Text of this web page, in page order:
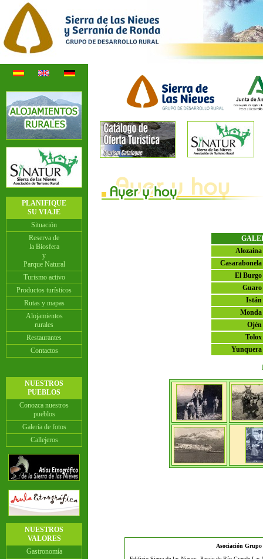
PLANIFIQUE
SU VIAJE
Situación
Reserva de
la Biosfera
y
Parque Natural
Turismo activo
Productos turísticos
Rutas y mapas
Alojamientos
rurales
Restaurantes
Contactos
NUESTROS
PUEBLOS
Conozca nuestros
pueblos
Galería de fotos
Callejeros
NUESTROS
VALORES
Gastronomía
Alozaina
Casarabonela
El Burgo
Guaro
Istán
Monda
Ojén
Tolox
Yunquera
Asociación